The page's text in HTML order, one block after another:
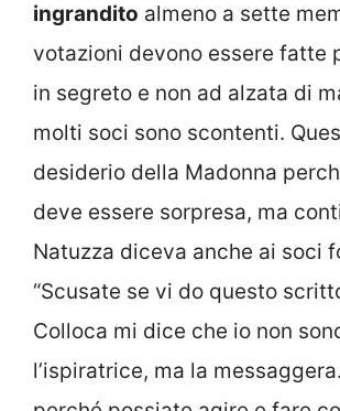
ingrandito almeno a sette
votazioni devono essere fatte
in segreto e non ad alzata di
molti soci sono scontenti.
desiderio della Madonna
deve essere sorpresa, ma
Natuzza diceva anche ai soci
“Scusate se vi do questo
Colloca mi dice che io non
l’ispiratrice, ma la